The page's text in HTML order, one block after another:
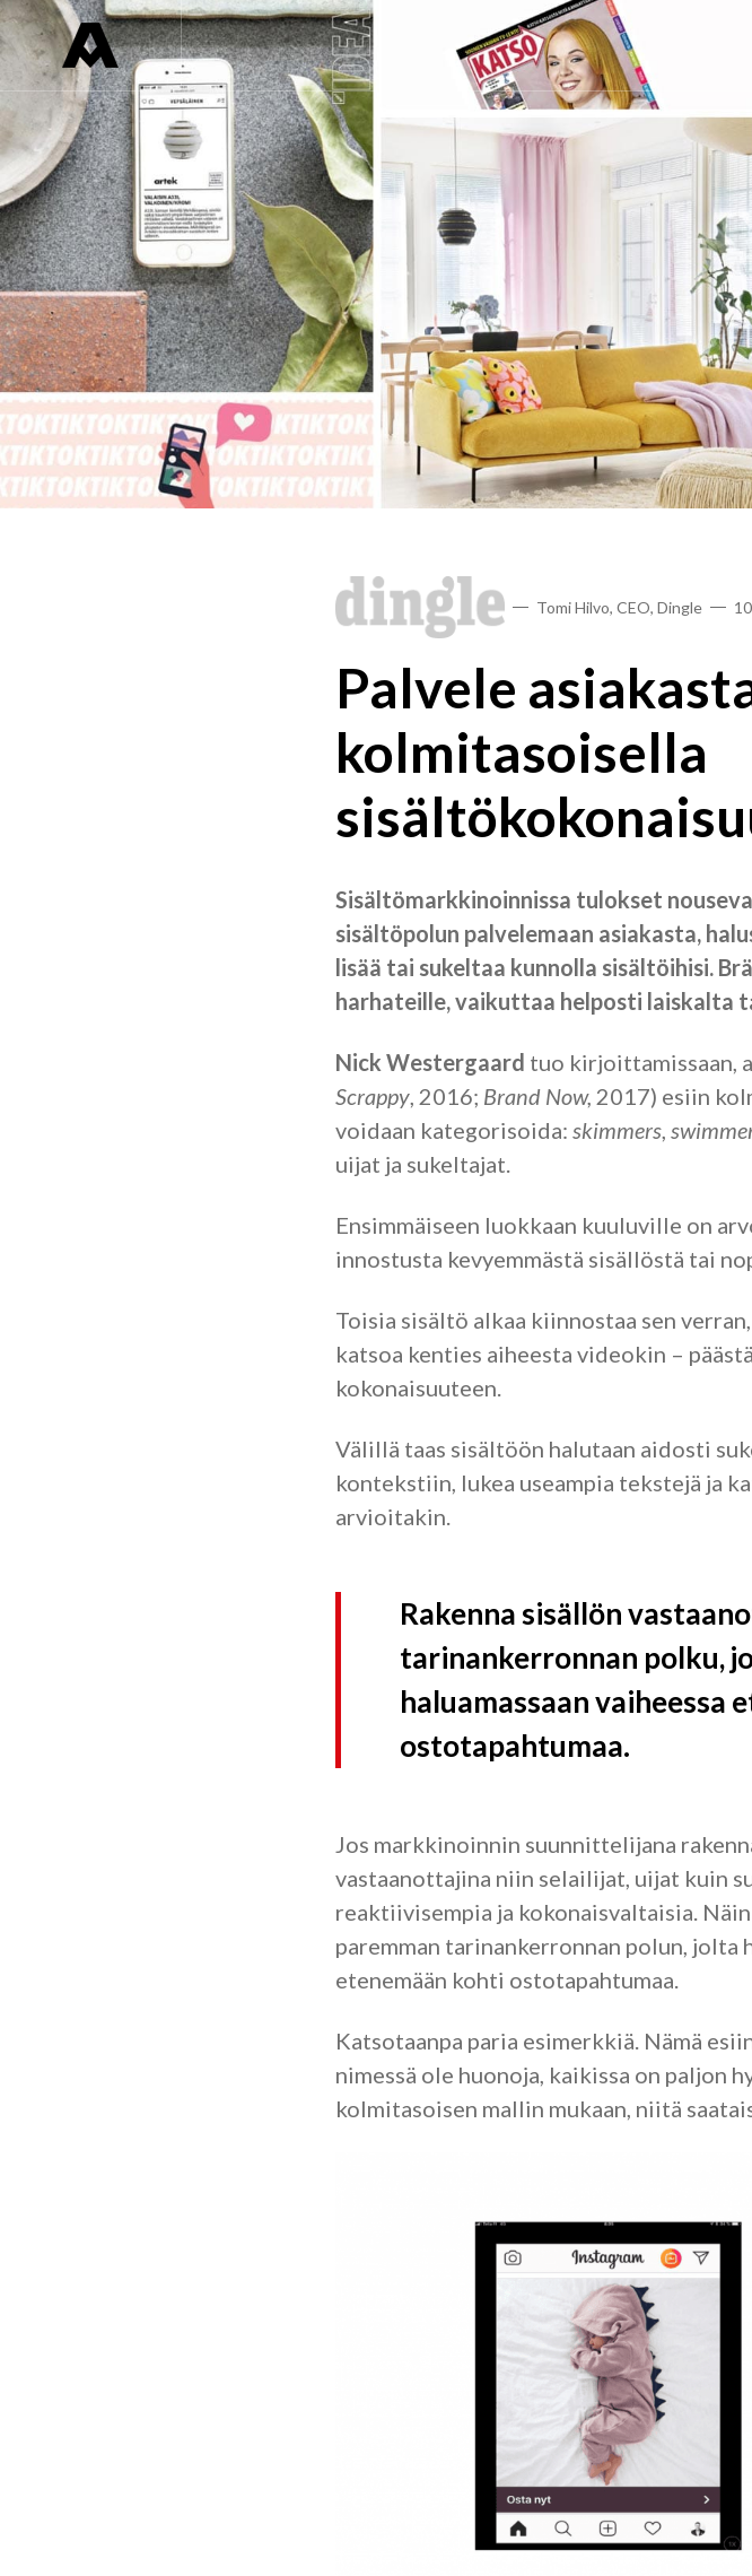
Tomi Hilvo, CEO, Dingle
Palvele
kolmitasoisella
Sisältömarkkinoinnissa tulokset
sisältöpolun palvelemaan asiakasta,
lisää tai sukeltaa kunnolla sisältöihisi.
harhateille, vaikuttaa helposti laiskalta
Nick Westergaard tuo kirjoittamissaan,
Scrappy, 2016; Brand Now, 2017) esiin
voidaan kategorisoida: skimmers,
uijat ja sukeltajat.
Ensimmäiseen luokkaan kuuluville on
innostusta kevyemmästä sisällöstä tai
Toisia sisältö alkaa kiinnostaa sen
katsoa kenties aiheesta videokin –
kokonaisuuteen.
Välillä taas sisältöön halutaan aidosti
kontekstiin, lukea useampia tekstejä ja
arvioitakin.
Rakenna sisällön
tarinankerronnan polku,
haluamassaan vaiheessa
ostotapahtumaa.
Jos markkinoinnin suunnittelijana
vastaanottajina niin selailijat, uijat kuin
reaktiivisempia ja kokonaisvaltaisia.
paremman tarinankerronnan polun, jolta
etenemään kohti ostotapahtumaa.
Katsotaanpa paria esimerkkiä. Nämä
nimessä ole huonoja, kaikissa on paljon
kolmitasoisen mallin mukaan, niitä